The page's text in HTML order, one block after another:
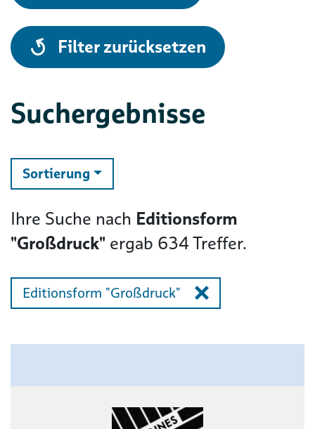
alle
Filter zurücksetzen
Suchergebnisse
Sortierung ändern
Ihre Suche nach Editionsform
"Großdruck" ergab 634Treffer.
Editionsform "Großdruck"